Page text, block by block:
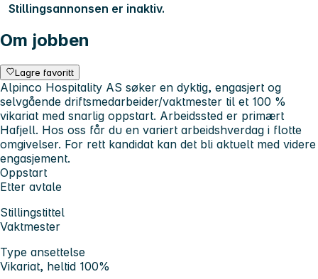
Stillingsannonsen er inaktiv.
Om jobben
Lagre favoritt
Alpinco Hospitality AS søker en dyktig, engasjert og
selvgående driftsmedarbeider/vaktmester til et 100 %
vikariat med snarlig oppstart. Arbeidssted er primært
Hafjell. Hos oss får du en variert arbeidshverdag i flotte
omgivelser. For rett kandidat kan det bli aktuelt med videre
engasjement.
Oppstart
Etter avtale
Stillingstittel
Vaktmester
Type ansettelse
Vikariat, heltid 100%